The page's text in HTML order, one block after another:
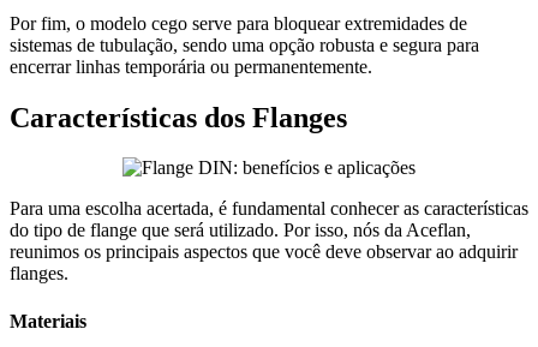
Por fim, o modelo cego serve para bloquear extremidades de
sistemas de tubulação, sendo uma opção robusta e segura para
encerrar linhas temporária ou permanentemente.
Características dos Flanges
Para uma escolha acertada, é fundamental conhecer as características
do tipo de flange que será utilizado. Por isso, nós da Aceflan,
reunimos os principais aspectos que você deve observar ao adquirir
flanges.
Materiais